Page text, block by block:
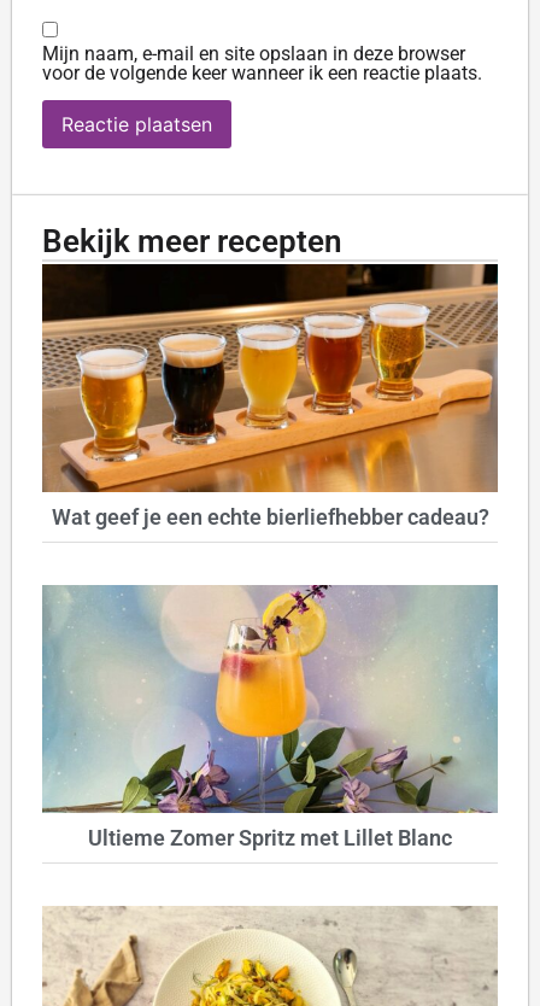
Mijn naam, e-mail en site opslaan in deze browser
voor de volgende keer wanneer ik een reactie plaats.
Bekijk meer recepten
Wat geef je een echte bierliefhebber cadeau?
Ultieme Zomer Spritz met Lillet Blanc